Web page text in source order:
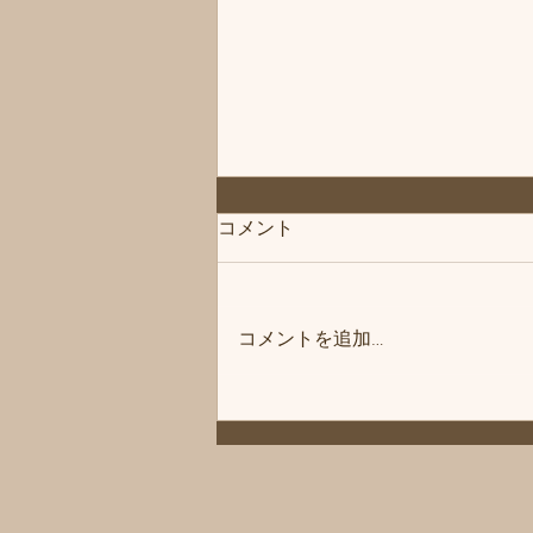
改善トリートメント＆エイジ
コメント
コメントを追加…